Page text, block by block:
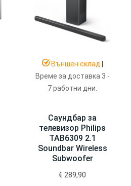
Външен склад
Време за доставка 3 -
7 работни дни.
Саундбар за
телевизор Philips
TAB6309 2.1
Soundbar Wireless
Subwoofer
€ 289,90